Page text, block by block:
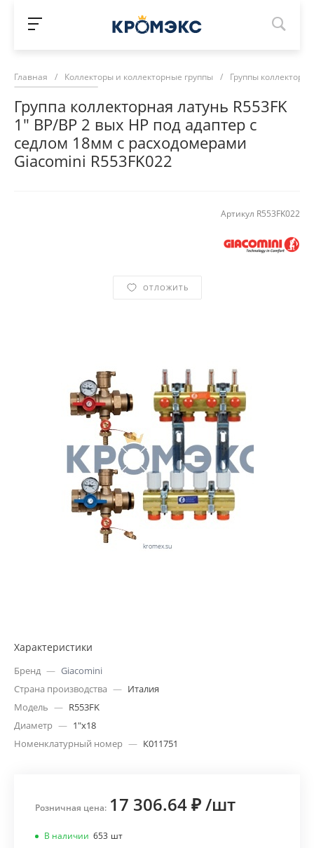
Главная / Коллекторы и коллекторные группы / Группы
Группа коллекторная латунь R553FK
1" ВР/ВР 2 вых НР под адаптер с
седлом 18мм с расходомерами
Giacomini R553FK022
Артикул R553FK022
ОТЛОЖИТЬ
Характеристики
Бренд — Giacomini
Страна производства — Италия
Модель — R553FK
Диаметр — 1"х18
Номенклатурный номер — К011751
Розничная цена: 17 306.64 ₽/шт
В наличии 653 шт